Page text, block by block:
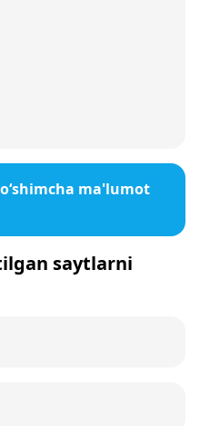
ma'lumot
saytlarni